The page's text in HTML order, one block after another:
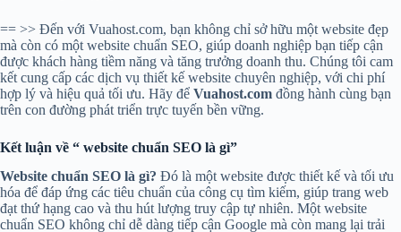
== >> Đến với Vuahost.com, bạn không chỉ sở hữu một website đẹp
mà còn có một website chuẩn SEO, giúp doanh nghiệp bạn tiếp cận
được khách hàng tiềm năng và tăng trưởng doanh thu. Chúng tôi cam
kết cung cấp các dịch vụ thiết kế website chuyên nghiệp, với chi phí
hợp lý và hiệu quả tối ưu. Hãy để Vuahost.com đồng hành cùng bạn
trên con đường phát triển trực tuyến bền vững.
Kết luận về “ website chuẩn SEO là gì”
Website chuẩn SEO là gì? Đó là một website được thiết kế và tối ưu
hóa để đáp ứng các tiêu chuẩn của công cụ tìm kiếm, giúp trang web
đạt thứ hạng cao và thu hút lượng truy cập tự nhiên. Một website
chuẩn SEO không chỉ dễ dàng tiếp cận Google mà còn mang lại trải